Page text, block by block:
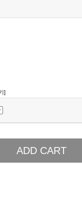
]
ADD CART